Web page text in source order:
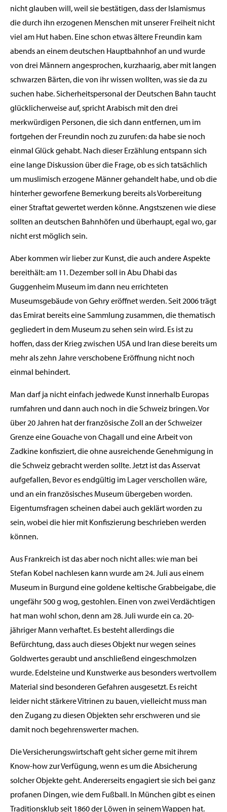
nicht glauben will, weil sie bestätigen, dass der Islamismus
die durch ihn erzogenen Menschen mit unserer Freiheit nicht
viel am Hut haben. Eine schon etwas ältere Freundin kam
abends an einem deutschen Hauptbahnhof an und wurde
von drei Männern angesprochen, kurzhaarig, aber mit langen
schwarzen Bärten, die von ihr wissen wollten, was sie da zu
suchen habe. Sicherheitspersonal der Deutschen Bahn taucht
glücklicherweise auf, spricht Arabisch mit den drei
merkwürdigen Personen, die sich dann entfernen, um im
fortgehen der Freundin noch zu zurufen: da habe sie noch
einmal Glück gehabt. Nach dieser Erzählung entspann sich
eine lange Diskussion über die Frage, ob es sich tatsächlich
um muslimisch erzogene Männer gehandelt habe, und ob die
hinterher geworfene Bemerkung bereits als Vorbereitung
einer Straftat gewertet werden könne. Angstszenen wie diese
sollten an deutschen Bahnhöfen und überhaupt, egal wo, gar
nicht erst möglich sein.
Aber kommen wir lieber zur Kunst, die auch andere Aspekte
bereithält: am 11. Dezember soll in Abu Dhabi das
Guggenheim Museum im dann neu errichteten
Museumsgebäude von Gehry eröffnet werden. Seit 2006 trägt
das Emirat bereits eine Sammlung zusammen, die thematisch
gegliedert in dem Museum zu sehen sein wird. Es ist zu
hoffen, dass der Krieg zwischen USA und Iran diese bereits um
mehr als zehn Jahre verschobene Eröffnung nicht noch
einmal behindert.
Man darf ja nicht einfach jedwede Kunst innerhalb Europas
rumfahren und dann auch noch in die Schweiz bringen. Vor
über 20 Jahren hat der französische Zoll an der Schweizer
Grenze eine Gouache von Chagall und eine Arbeit von
Zadkine konfisziert, die ohne ausreichende Genehmigung in
die Schweiz gebracht werden sollte. Jetzt ist das Asservat
aufgefallen, Bevor es endgültig im Lager verschollen wäre,
und an ein französisches Museum übergeben worden.
Eigentumsfragen scheinen dabei auch geklärt worden zu
sein, wobei die hier mit Konfiszierung beschrieben werden
können.
Aus Frankreich ist das aber noch nicht alles: wie man bei
Stefan Kobel nachlesen kann wurde am 24. Juli aus einem
Museum in Burgund eine goldene keltische Grabbeigabe, die
ungefähr 500 g wog, gestohlen. Einen von zwei Verdächtigen
hat man wohl schon, denn am 28. Juli wurde ein ca. 20-
jähriger Mann verhaftet. Es besteht allerdings die
Befürchtung, dass auch dieses Objekt nur wegen seines
Goldwertes geraubt und anschließend eingeschmolzen
wurde. Edelsteine und Kunstwerke aus besonders wertvollem
Material sind besonderen Gefahren ausgesetzt. Es reicht
leider nicht stärkere Vitrinen zu bauen, vielleicht muss man
den Zugang zu diesen Objekten sehr erschweren und sie
damit noch begehrenswerter machen.
Die Versicherungswirtschaft geht sicher gerne mit ihrem
Know-how zur Verfügung, wenn es um die Absicherung
solcher Objekte geht. Andererseits engagiert sie sich bei ganz
profanen Dingen, wie dem Fußball. In München gibt es einen
Traditionsklub seit 1860 der Löwen in seinem Wappen hat.